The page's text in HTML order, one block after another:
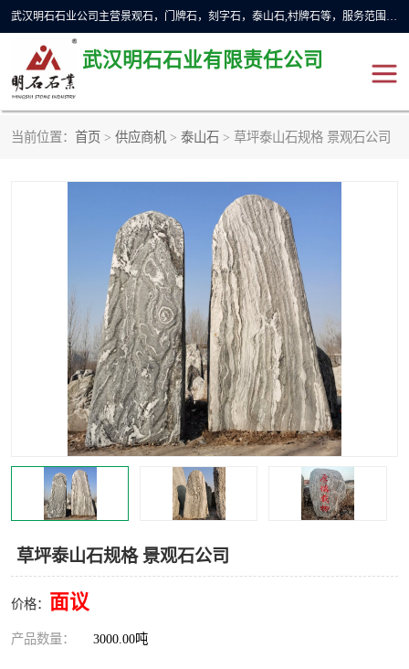
武汉明石石业公司主营景观石，门牌石，刻字石，泰山石,村牌石等，服务范围主要有：武汉，咸宁等地区。公司秉承敬业奉献、锐意创新的企业精神，从无到有，从小到大，以一种产业报国的创业精神，竭诚为客户提供服务，为社会设计财富。
武汉明石石业有限责任公司
当前位置： 首页 > 供应商机 > 泰山石 > 草坪泰山石规格 景观石公司
草坪泰山石规格 景观石公司
价格： 面议
产品数量： 3000.00吨
奠基石
大型石雕
人物雕塑 异型石材
石雕狮子 刻字石